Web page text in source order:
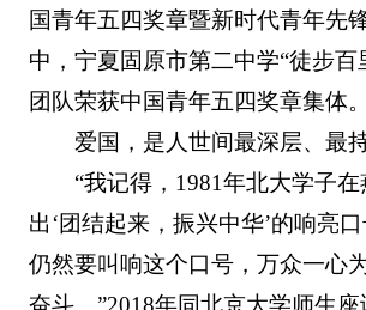
国青年五四奖章暨新时代青年先
中，宁夏固原市第二中学“徒步百
团队荣获中国青年五四奖章集体。
爱国，是人世间最深层、最
“我记得，1981年北大学子
出‘团结起来，振兴中华’的响亮
仍然要叫响这个口号，万众一心
奋斗。”2018年同北京大学师生